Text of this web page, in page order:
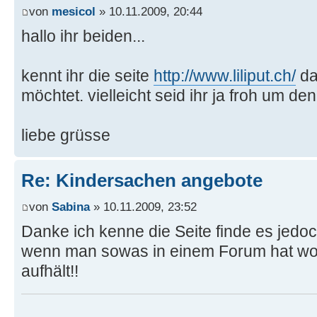
von mesicol » 10.11.2009, 20:44
hallo ihr beiden...
kennt ihr die seite http://www.liliput.ch/
möchtet. vielleicht seid ihr ja froh um
liebe grüsse
Re: Kindersachen angebote
von Sabina» 10.11.2009, 23:52
Danke ich kenne die Seite finde es
wenn man sowas in einem Forum hat
aufhält!!